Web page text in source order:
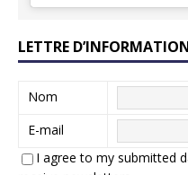
LETTRE
Nom
E-mail
I agree to my submitted